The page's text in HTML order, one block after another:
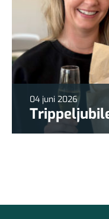
04 juni 2026